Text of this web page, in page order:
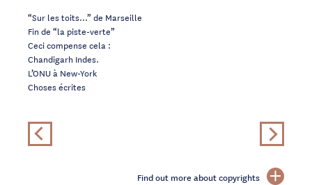
“Sur les toits…” de Marseille
Fin de “la piste-verte”
Ceci compense cela :
Chandigarh Indes.
L’ONU à New-York
Choses écrites
Find out more about copyrights